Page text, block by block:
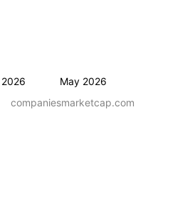
May 2026
companiesmarketcap.com